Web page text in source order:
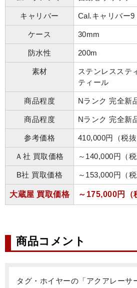
キャリバー Cal.キャリバー9
ケース 30mm
防水性 200m
素材
ステンレスステ
ティール
商品程度 Nランク 完全新
商品程度 Nランク 完全新
参考価格 410,000円（税抜
Ａ社 買取価格 ～140,000円（税
B社 買取価格 ～153,000円（税
大蔵屋 買取価格 ～175,000円（
商品コメント
タグ・ホイヤーの「アクアレーサ